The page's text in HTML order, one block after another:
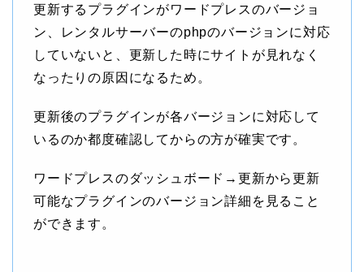
更新するプラグインがワードプレスのバージョ
ン、レンタルサーバーのphpのバージョンに対応
していないと、更新した時にサイトが見れなく
なったりの原因になるため。
更新後のプラグインが各バージョンに対応して
いるのか都度確認してからの方が確実です。
ワードプレスのダッシュボード→更新から更新
可能なプラグインのバージョン詳細を見ること
ができます。